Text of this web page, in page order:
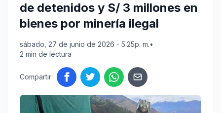
de detenidos y S/ 3 millones en
bienes por minería ilegal
sábado, 27 de junio de 2026 - 5:25p. m.•
2 min de lectura
Compartir: